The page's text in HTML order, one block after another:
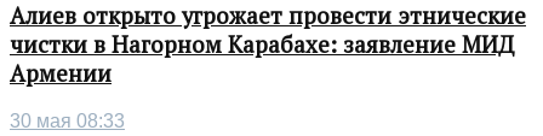
Алиев открыто угрожает провести этнические
чистки в Нагорном Карабахе: заявление МИД
Армении
30 мая 08:33